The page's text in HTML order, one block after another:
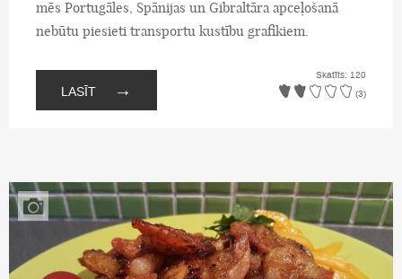
mēs Portugāles, Spānijas un Gibraltāra apceļošanā
nebūtu piesieti transportu kustību grafikiem.
LASĪT →
Skatīts: 120
(3)